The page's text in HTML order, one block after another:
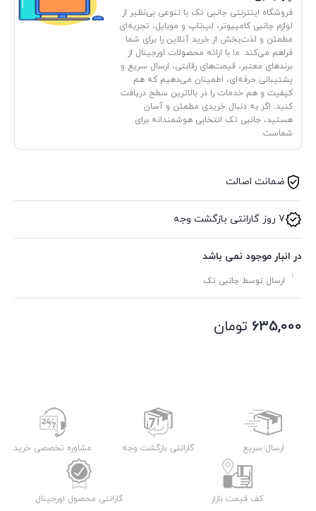
فروشگاه اینترنتی جانبی تک با تنوعی بی‌نظیر از
لوازم جانبی کامپیوتر، لپ‌تاپ و موبایل، تجربه‌ای
مطمئن و لذت‌بخش از خرید آنلاین را برای شما
فراهم می‌کند. ما با ارائه محصولات اورجینال از
برندهای معتبر، قیمت‌های رقابتی، ارسال سریع و
پشتیبانی حرفه‌ای، اطمینان می‌دهیم که هم
کیفیت و هم خدمات را در بالاترین سطح دریافت
کنید. اگر به دنبال خریدی مطمئن و آسان
هستید، جانبی تک انتخابی هوشمندانه برای
شماست.
ضمانت اصالت
7 روز گارانتی بازگشت وجه
در انبار موجود نمی باشد
ارسال توسط جانبی تک
635,000 تومان
ارسال سریع گارانتی بازگشت وجه مشاوره تخصصی خرید
کف قیمت بازار گارانتی محصول اورجینال